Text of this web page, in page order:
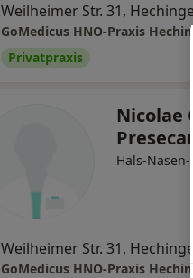
Weilheimer Str. 31,
GoMedicus HNO-Praxis
Privatpraxis
Nicolae
Presecan
Hals-
Weilheimer Str. 31, Hechingen
GoMedicus HNO-Praxis